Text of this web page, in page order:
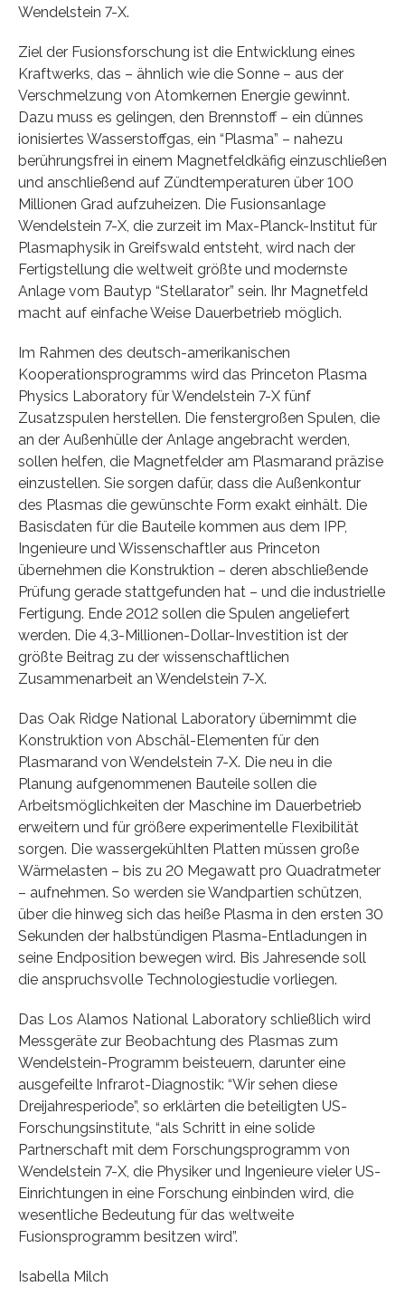
Wendelstein 7-X.
Ziel der Fusionsforschung ist die Entwicklung eines
Kraftwerks, das – ähnlich wie die Sonne – aus der
Verschmelzung von Atomkernen Energie gewinnt.
Dazu muss es gelingen, den Brennstoff – ein dünnes
ionisiertes Wasserstoffgas, ein “Plasma” – nahezu
berührungsfrei in einem Magnetfeldkäfig einzuschließen
und anschließend auf Zündtemperaturen über 100
Millionen Grad aufzuheizen. Die Fusionsanlage
Wendelstein 7-X, die zurzeit im Max-Planck-Institut für
Plasmaphysik in Greifswald entsteht, wird nach der
Fertigstellung die weltweit größte und modernste
Anlage vom Bautyp “Stellarator” sein. Ihr Magnetfeld
macht auf einfache Weise Dauerbetrieb möglich.
Im Rahmen des deutsch-amerikanischen
Kooperationsprogramms wird das Princeton Plasma
Physics Laboratory für Wendelstein 7-X fünf
Zusatzspulen herstellen. Die fenstergroßen Spulen, die
an der Außenhülle der Anlage angebracht werden,
sollen helfen, die Magnetfelder am Plasmarand präzise
einzustellen. Sie sorgen dafür, dass die Außenkontur
des Plasmas die gewünschte Form exakt einhält. Die
Basisdaten für die Bauteile kommen aus dem IPP,
Ingenieure und Wissenschaftler aus Princeton
übernehmen die Konstruktion – deren abschließende
Prüfung gerade stattgefunden hat – und die industrielle
Fertigung. Ende 2012 sollen die Spulen angeliefert
werden. Die 4,3-Millionen-Dollar-Investition ist der
größte Beitrag zu der wissenschaftlichen
Zusammenarbeit an Wendelstein 7-X.
Das Oak Ridge National Laboratory übernimmt die
Konstruktion von Abschäl-Elementen für den
Plasmarand von Wendelstein 7-X. Die neu in die
Planung aufgenommenen Bauteile sollen die
Arbeitsmöglichkeiten der Maschine im Dauerbetrieb
erweitern und für größere experimentelle Flexibilität
sorgen. Die wassergekühlten Platten müssen große
Wärmelasten – bis zu 20 Megawatt pro Quadratmeter
– aufnehmen. So werden sie Wandpartien schützen,
über die hinweg sich das heiße Plasma in den ersten 30
Sekunden der halbstündigen Plasma-Entladungen in
seine Endposition bewegen wird. Bis Jahresende soll
die anspruchsvolle Technologiestudie vorliegen.
Das Los Alamos National Laboratory schließlich wird
Messgeräte zur Beobachtung des Plasmas zum
Wendelstein-Programm beisteuern, darunter eine
ausgefeilte Infrarot-Diagnostik: “Wir sehen diese
Dreijahresperiode”, so erklärten die beteiligten US-
Forschungsinstitute, “als Schritt in eine solide
Partnerschaft mit dem Forschungsprogramm von
Wendelstein 7-X, die Physiker und Ingenieure vieler US-
Einrichtungen in eine Forschung einbinden wird, die
wesentliche Bedeutung für das weltweite
Fusionsprogramm besitzen wird”.
Isabella Milch